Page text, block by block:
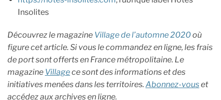
Insolites
Découvrez le magazine Village de l’automne 2020où
figure cet article. Si vous le commandez en ligne, les frais
de port sont offerts en France métropolitaine. Le
magazine Villagece sont des informations et des
initiatives menées dans les territoires. Abonnez-vouset
accédez aux archives en ligne.